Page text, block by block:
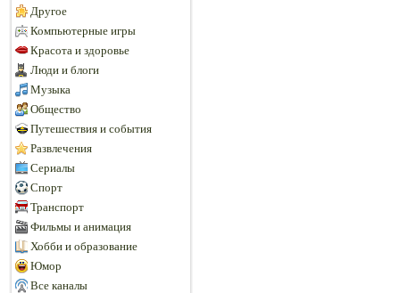
Другое
Компьютерные игры
Красота и здоровье
Люди и блоги
Музыка
Общество
Путешествия и события
Развлечения
Сериалы
Спорт
Транспорт
Фильмы и анимация
Хобби и образование
Юмор
Все каналы